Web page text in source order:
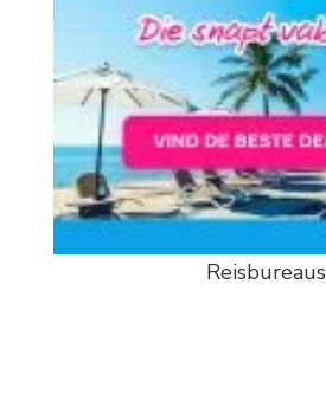
Reisbureaus